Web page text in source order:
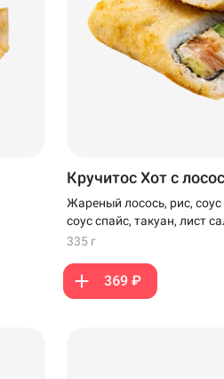
Кручитос Хот с
Жареный лосось, рис,
соус спайс, такуан, лист
краб, моцарелла, кляр и
335 г
369 ₽